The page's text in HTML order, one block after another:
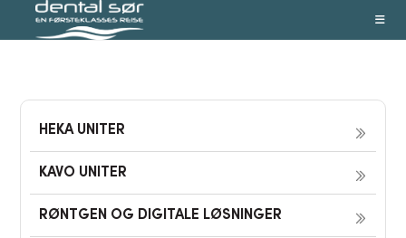
HEKA UNITER
KAVO UNITER
RØNTGEN OG DIGITALE LØSNINGER